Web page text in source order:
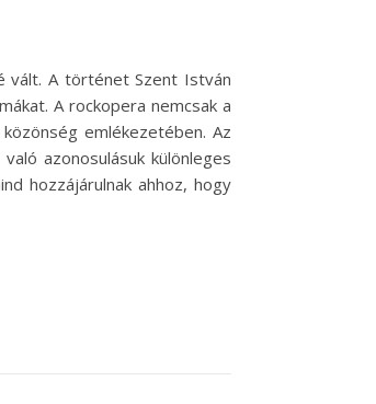
vált. A történet Szent István
A rockopera nemcsak a
emlékezetében. Az
azonosulásuk különleges
hozzájárulnak ahhoz, hogy